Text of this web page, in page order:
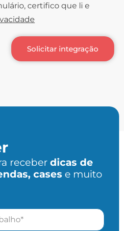
certifico que li e
Solicitar integração
receber dicas de
cases e muito